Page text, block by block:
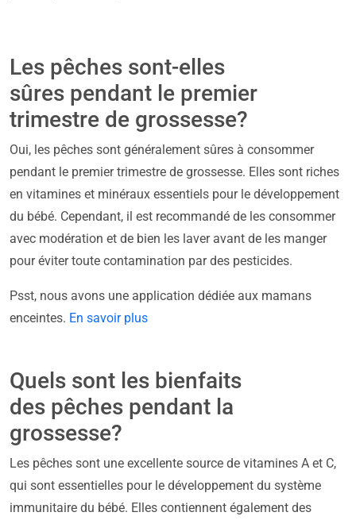
Les pêches sont-elles
sûres pendant le premier
trimestre de grossesse?
Oui, les pêches sont généralement sûres à consommer
pendant le premier trimestre de grossesse. Elles sont riches
en vitamines et minéraux essentiels pour le développement
du bébé. Cependant, il est recommandé de les consommer
avec modération et de bien les laver avant de les manger
pour éviter toute contamination par des pesticides.
Psst, nous avons une application dédiée aux mamans
enceintes. En savoir plus
Quels sont les bienfaits
des pêches pendant la
grossesse?
Les pêches sont une excellente source de vitamines A et C,
qui sont essentielles pour le développement du système
immunitaire du bébé. Elles contiennent également des